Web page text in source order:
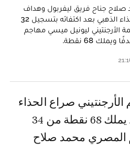
جناح فريق ليفربول وهداف
الدوري الإنجليزي صراع الحذاء الذهبي بعد اكتفائه بتسجيل 32
الأرجنتيني ليونيل ميسي مهاجم
صراع الحذاء
الذهبي لصالحه، إذ يملك 68 نقطة من 34
المصري محمد صلاح